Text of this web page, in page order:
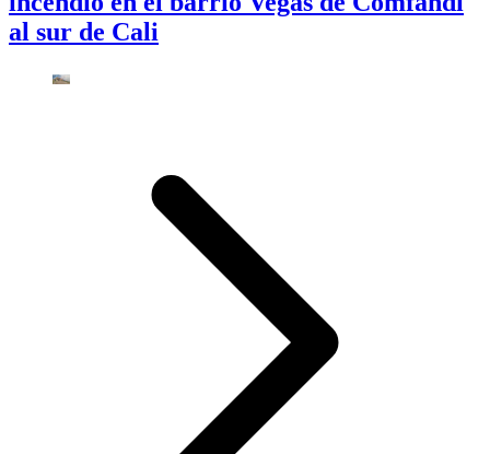
al sur de Cali